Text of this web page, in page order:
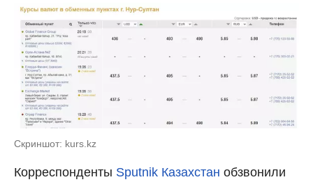
Скриншот: kurs.kz
Корреспонденты Sputnik Казахстан обзвонили